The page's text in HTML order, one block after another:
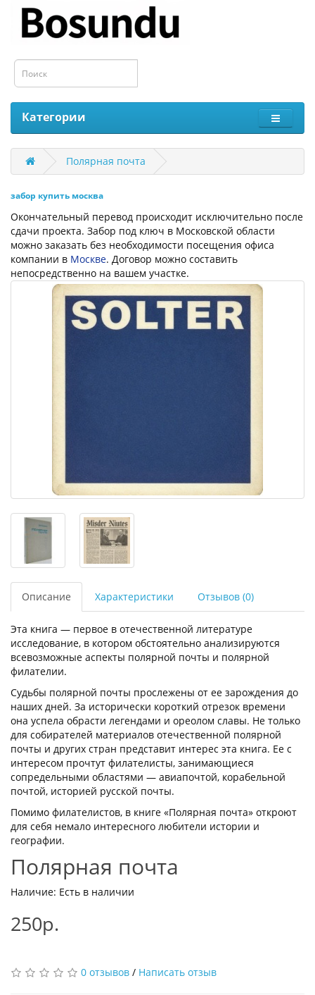
Категории
Полярная почта
забор купить москва
Окончательный перевод происходит исключительно после
сдачи проекта. Забор под ключ в Московской области
можно заказать без необходимости посещения офиса
компании в Москве. Договор можно составить
непосредственно на вашем участке.
Описание Характеристики Отзывов (0)
Эта книга — первое в отечественной литературе
исследование, в котором обстоятельно анализируются
всевозможные аспекты полярной почты и полярной
филателии.
Судьбы полярной почты прослежены от ее зарождения до
наших дней. За исторически короткий отрезок времени
она успела обрасти легендами и ореолом славы. Не только
для собирателей материалов отечественной полярной
почты и других стран представит интерес эта книга. Ее с
интересом прочтут филателисты, занимающиеся
сопредельными областями — авиапочтой, корабельной
почтой, историей русской почты.
Помимо филателистов, в книге «Полярная почта» откроют
для себя немало интересного любители истории и
географии.
Полярная почта
Наличие: Есть в наличии
250р.
0 отзывов / Написать отзыв